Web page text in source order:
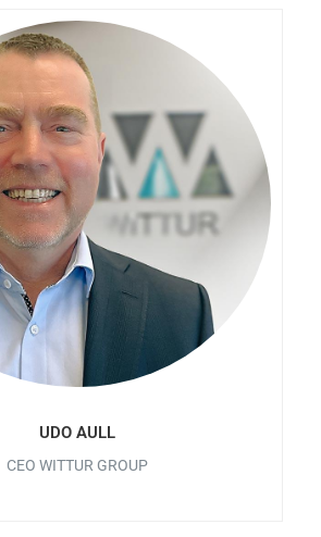
UDO AULL
CEO WITTUR GROUP